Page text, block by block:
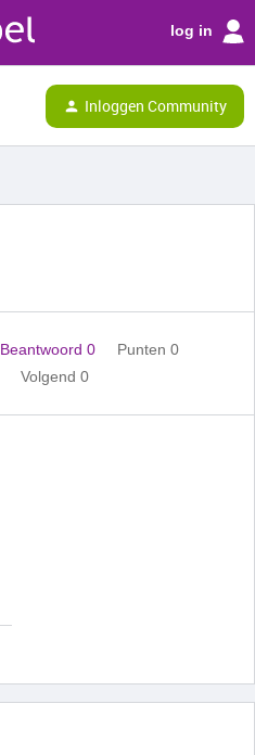
log in
Inloggen Community
Beantwoord 0
Punten 0
Volgend 0